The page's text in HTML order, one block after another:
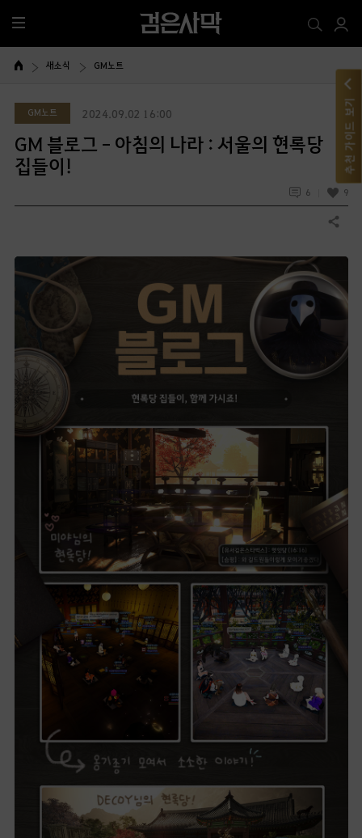
전
체
메
새소식 GM노트
GM노트 2024.09.02 16:00
GM 블로그 - 아침의 나라 : 서울의 현록당
집들이!
6 9
공유하기
추천 가이드 보기